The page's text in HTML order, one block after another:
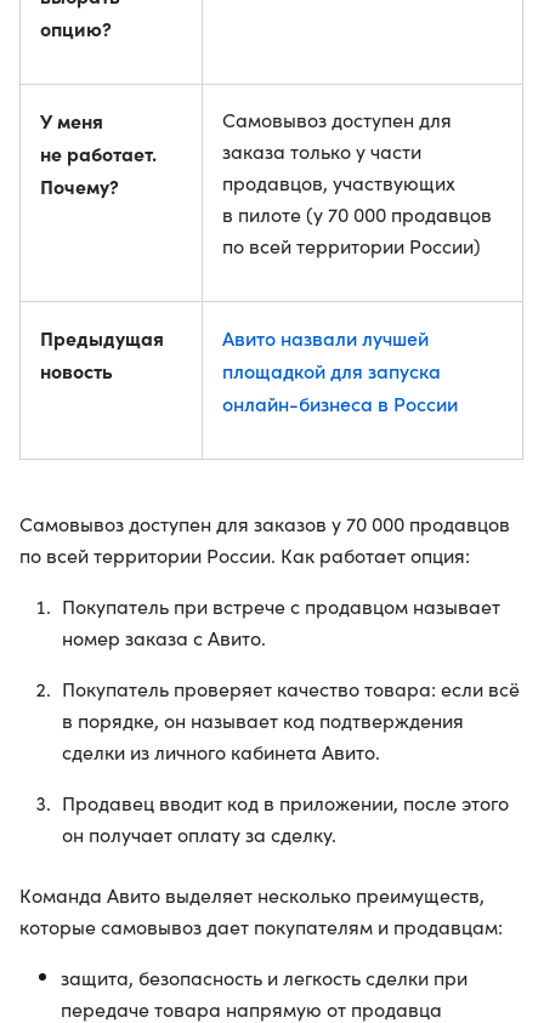
опцию?
У меня
не работает.
Почему?
Самовывоз доступен для
заказа только у части
продавцов, участвующих
в пилоте (у 70 000 продавцов
по всей территории России)
Предыдущая
новость
Авито назвали лучшей
площадкой для запуска
онлайн-бизнеса в России
Самовывоз доступен для заказов у 70 000 продавцов
по всей территории России. Как работает опция:
Покупатель при встрече с продавцом называет
номер заказа с Авито.
Покупатель проверяет качество товара: если всё
в порядке, он называет код подтверждения
сделки из личного кабинета Авито.
Продавец вводит код в приложении, после этого
он получает оплату за сделку.
Команда Авито выделяет несколько преимуществ,
которые самовывоз дает покупателям и продавцам:
защита, безопасность и легкость сделки при
передаче товара напрямую от продавца